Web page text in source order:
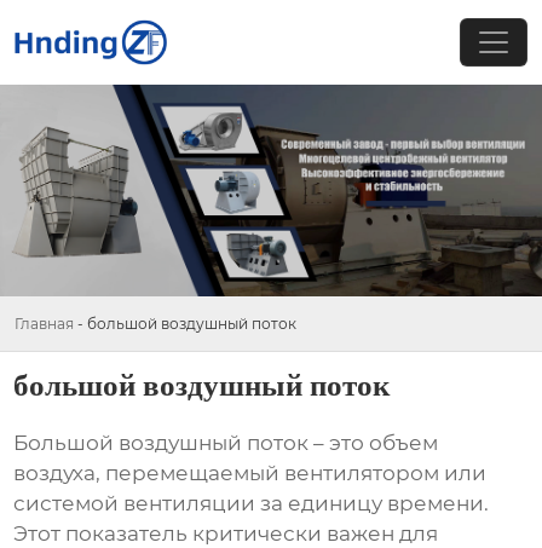
Главная - большой воздушный поток
большой воздушный поток
Большой воздушный поток – это объем
воздуха, перемещаемый вентилятором или
системой вентиляции за единицу времени.
Этот показатель критически важен для